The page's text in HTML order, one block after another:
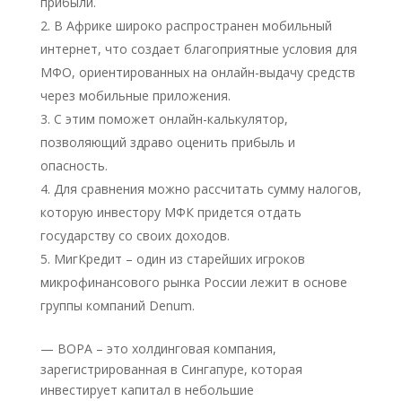
В Африке широко распространен мобильный
интернет, что создает благоприятные условия для
МФО, ориентированных на онлайн-выдачу средств
через мобильные приложения.
С этим поможет онлайн-калькулятор,
позволяющий здраво оценить прибыль и
опасность.
Для сравнения можно рассчитать сумму налогов,
которую инвестору МФК придется отдать
государству со своих доходов.
МигКредит – один из старейших игроков
микрофинансового рынка России лежит в основе
группы компаний Denum.
— BOPA – это холдинговая компания,
зарегистрированная в Сингапуре, которая
инвестирует капитал в небольшие